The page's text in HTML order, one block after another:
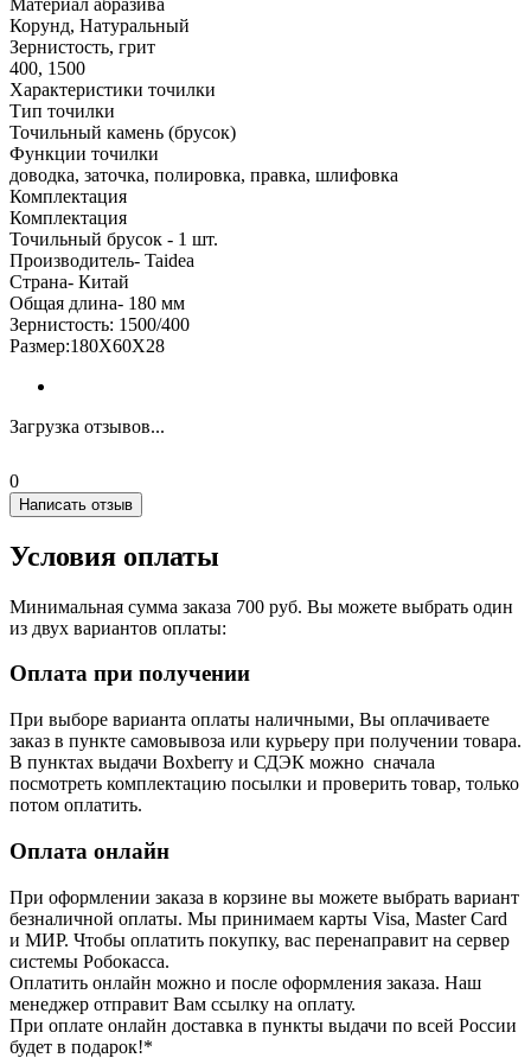
Корунд, Натуральный
Зернистость, грит
400, 1500
Характеристики точилки
Тип точилки
Точильный камень (брусок)
Функции точилки
доводка, заточка, полировка, правка, шлифовка
Комплектация
Комплектация
Точильный брусок - 1 шт.
Производитель- Taidea
Страна- Китай
Oбщая длина- 180 мм
Зернистость: 1500/400
Размер:180Х60Х28
Загрузка отзывов...
0
Написать отзыв
Условия оплаты
Минимальная сумма заказа 700 руб. Вы можете выбрать один
из двух вариантов оплаты:
Оплата при получении
При выборе варианта оплаты наличными, Вы оплачиваете
заказ в пункте самовывоза или курьеру при получении товара.
В пунктах выдачи Boxberry и СДЭК можно сначала
посмотреть комплектацию посылки и проверить товар, только
потом оплатить.
Оплата онлайн
При оформлении заказа в корзине вы можете выбрать вариант
безналичной оплаты. Мы принимаем карты Visa, Master Card
и МИР. Чтобы оплатить покупку, вас перенаправит на сервер
системы Робокасса.
Оплатить онлайн можно и после оформления заказа. Наш
менеджер отправит Вам ссылку на оплату.
При оплате онлайн доставка в пункты выдачи по всей России
будет в подарок!*